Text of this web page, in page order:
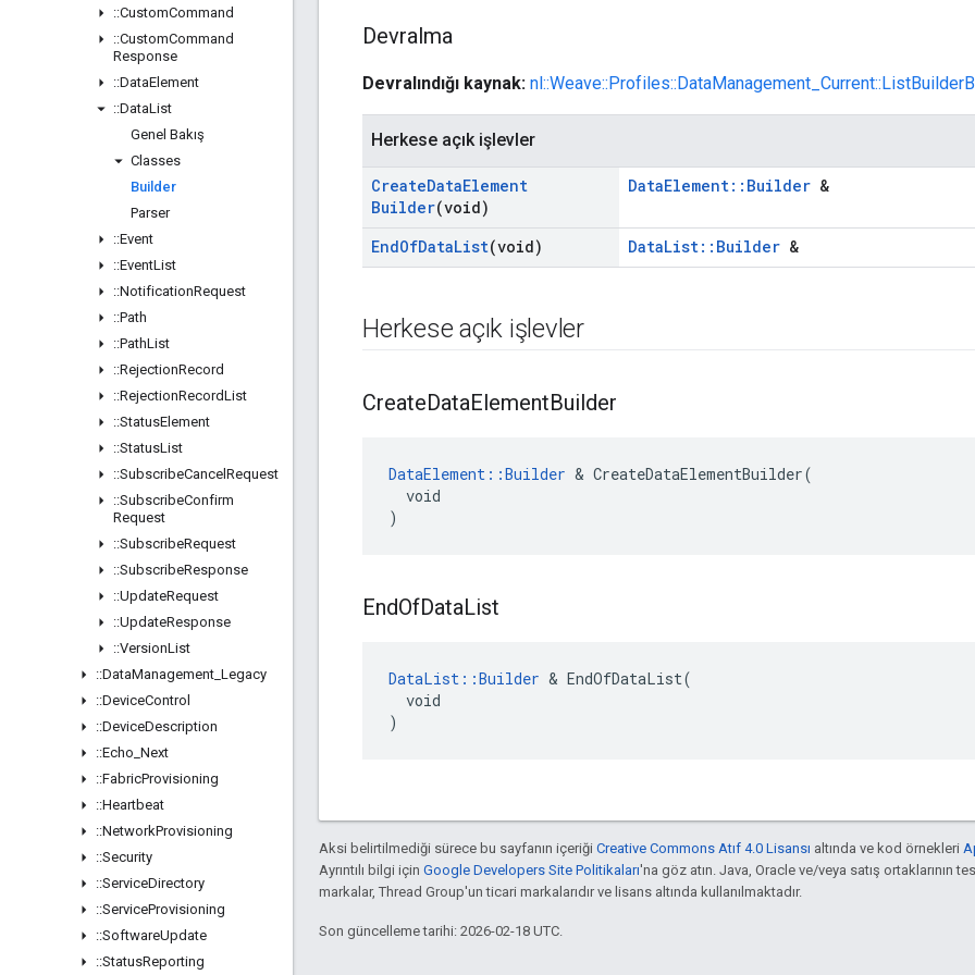
::CustomCommand
::CustomCommand
Response
::DataElement
::DataList
Genel Bakış
Classes
Builder
Parser
::Event
::EventList
::NotificationRequest
::Path
::PathList
::RejectionRecord
::RejectionRecordList
::StatusElement
::StatusList
::SubscribeCancel Request
::SubscribeConfirm
Request
::SubscribeRequest
::SubscribeResponse
::UpdateRequest
::UpdateResponse
::VersionList
::DataManagement Legacy
::DeviceControl
::DeviceDescription
::Echo Next
::FabricProvisioning
::Heartbeat
::NetworkProvisioning
::Security
::ServiceDirectory
::ServiceProvisioning
::SoftwareUpdate
::StatusReporting
Devralma
Devralındığı kaynak:
Herkese açık işlevler
CreateDataElement
Builder(void)
DataElement::Builder &
EndOfDataList(void) DataList::Builder &
Herkese açık işlevler
CreateDataElementBuilder
DataElement::Builder & CreateDataElementBuilder(
  void
)
EndOfDataList
DataList::Builder & EndOfDataList(
  void
)
Aksi belirtilmediği sürece bu sayfanın içeriği Creative Commons Atıf 4.0 Lisansı altında ve kod örnekleri
Ayrıntılı bilgi için Google Developers Site Politikaları'na göz atın. Java, Oracle ve/veya satış ortaklarının
markalar, Thread Group'un ticari markalarıdır ve lisans altında kullanılmaktadır.
Son güncelleme tarihi: 2026-02-18 UTC.